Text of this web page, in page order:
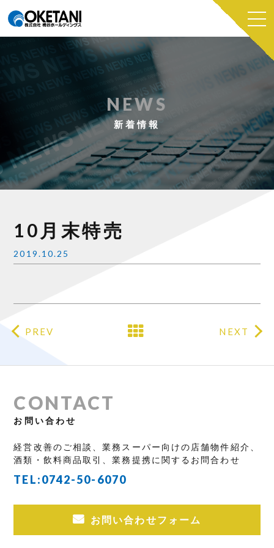
NEWS
新着情報
10月末特売
2019.10.25
PREV NEXT
CONTACT
お問い合わせ
経営改善のご相談、業務スーパー向けの店舗物件紹介、
酒類・飲料商品取引、業務提携に関するお問合わせ
TEL:0742-50-6070
お問い合わせフォーム